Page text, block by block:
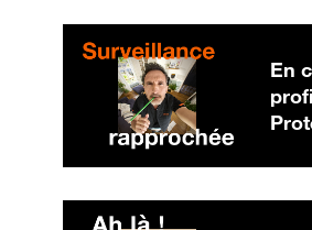
En